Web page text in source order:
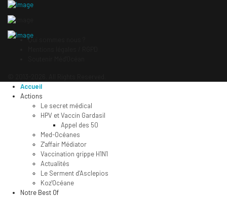
Qui sommes nous ?
Accueil
Actions
Le secret médical
HPV et Vaccin Gardasil
Appel des 50
Med-Océanes
Z'affair Médiator
Vaccination grippe H1N1
Actualités
Le Serment d’Asclepios
Koz'Océane
Notre Best Of